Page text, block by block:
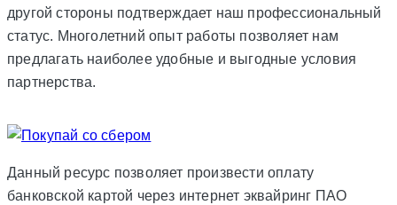
другой стороны подтверждает наш профессиональный
статус. Многолетний опыт работы позволяет нам
предлагать наиболее удобные и выгодные условия
партнерства.
Данный ресурс позволяет произвести оплату
банковской картой через интернет эквайринг ПАО